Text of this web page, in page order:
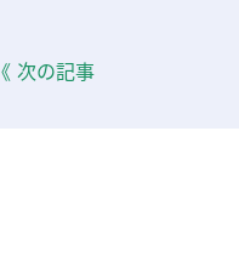
《 次の記事